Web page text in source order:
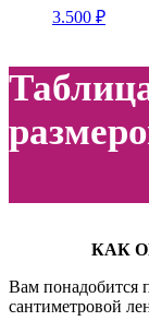
3.500 ₽
КАК
Вам понадобится
сантиметровой